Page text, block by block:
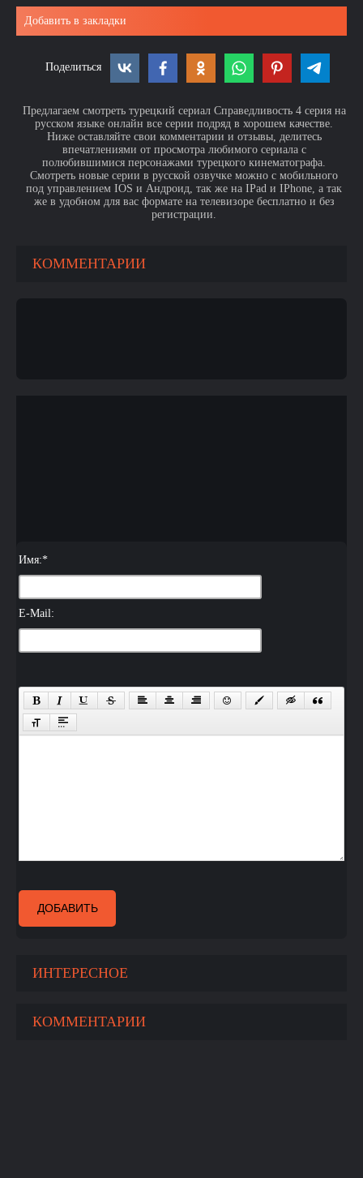
Добавить в закладки
Поделиться
Предлагаем смотреть турецкий сериал Справедливость 4 серия на
русском языке онлайн все серии подряд в хорошем качестве.
Ниже оставляйте свои комментарии и отзывы, делитесь
впечатлениями от просмотра любимого сериала с
полюбившимися персонажами турецкого кинематографа.
Смотреть новые серии в русской озвучке можно с мобильного
под управлением IOS и Андроид, так же на IPad и IPhone, а так
же в удобном для вас формате на телевизоре бесплатно и без
регистрации.
КОММЕНТАРИИ
Имя:*
E-Mail:
ДОБАВИТЬ
ИНТЕРЕСНОЕ
КОММЕНТАРИИ